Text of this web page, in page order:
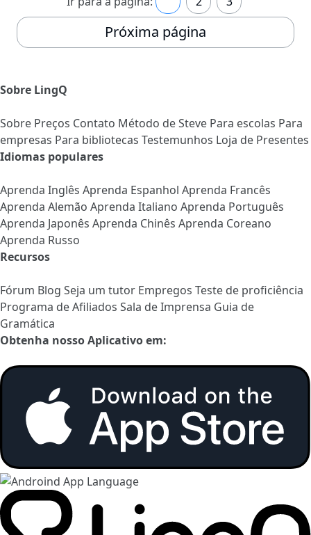
Próxima página
Sobre LingQ
Sobre Preços Contato Método de Steve Para escolas Para
empresas Para bibliotecas Testemunhos Loja de Presentes
Idiomas populares
Aprenda Inglês Aprenda Espanhol Aprenda Francês
Aprenda Alemão Aprenda Italiano Aprenda Português
Aprenda Japonês Aprenda Chinês Aprenda Coreano
Aprenda Russo
Recursos
Fórum Blog Seja um tutor Empregos Teste de proficiência
Programa de Afiliados Sala de Imprensa Guia de
Gramática
Obtenha nosso Aplicativo em: